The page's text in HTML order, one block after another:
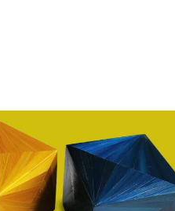
CUBES